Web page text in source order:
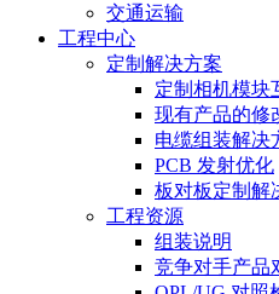
交通运输
工程中心
定制解决方案
定制相机模块
现有产品的修
电缆组装解决
PCB 发射优化
板对板定制解
工程资源
组装说明
竞争对手产品